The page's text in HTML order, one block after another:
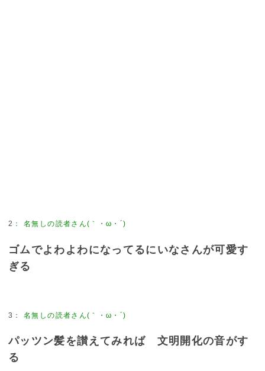
2 ：名無しの読者さん(｀・ω・´)
ゴムでよわよわになってるにいなさんが可愛す
ぎる
3 ：名無しの読者さん(｀・ω・´)
パッツン髪を讃えてみれば 文明開化の音がす
る